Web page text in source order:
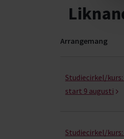
Arrangemang
Studiecirkel/kurs:
start 9 augusti
Studiecirkel/kurs: